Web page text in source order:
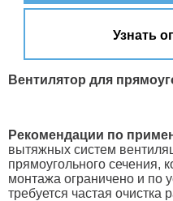
Узнать
Вентилятор для
Рекомендации по
вытяжных систем
прямоугольного сечения,
монтажа ограничено и по
требуется частая очистка